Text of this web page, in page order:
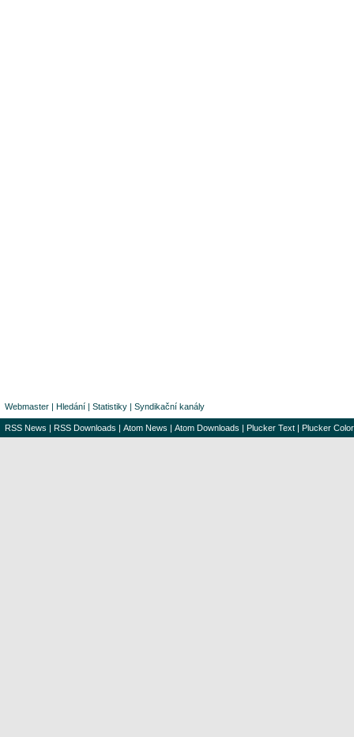
Webmaster | Hledání | Statistiky | Syndikační kanály
RSS News | RSS Downloads | Atom News | Atom Downloads | Plucker Text | Plucker Color